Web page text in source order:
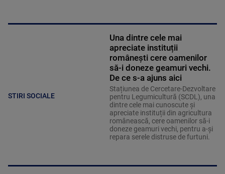
STIRI SOCIALE
Una dintre cele mai
apreciate instituții
românești cere oamenilor
să-i doneze geamuri vechi.
De ce s-a ajuns aici
Stațiunea de Cercetare-Dezvoltare
pentru Legumicultură (SCDL), una
dintre cele mai cunoscute și
apreciate instituții din agricultura
românească, cere oamenilor să-i
doneze geamuri vechi, pentru a-și
repara serele distruse de furtuni.